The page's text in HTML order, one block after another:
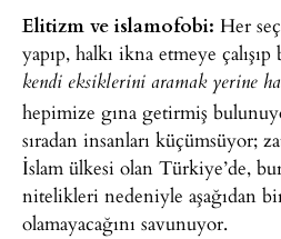
Elitizm ve islamofobi: Her
yapıp, halkı ikna etmeye çalışıp
kendi eksiklerini aramak yerine
hepimize gına getirmiş
sıradan insanları küçümsüyor;
İslam ülkesi olan Türkiye’de,
nitelikleri nedeniyle aşağıdan
olamayacağını savunuyor.